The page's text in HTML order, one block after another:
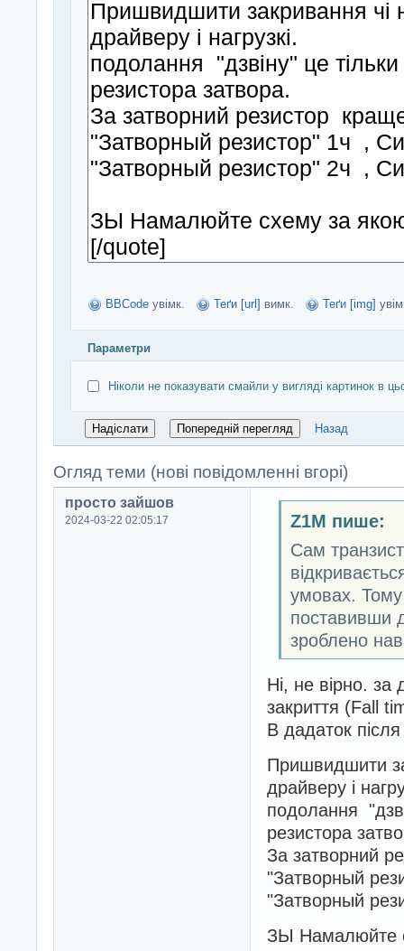
BBCode увімк. Теґи [url] вимк. Теґи [img]
Параметри
Ніколи не показувати смайли у вигляді картинок в
Назад
Огляд теми (нові повідомленні вгорі)
просто зайшов
2024-03-22 02:05:17
Z1M пише:
Сам
умовах.
поставивши
зроблено
Ні, не вірно. за
закриття (Fall
В дадаток
Пришвидшити
драйверу і
подолання
резистора
За затворний
"Затворный
"Затворный
ЗЫ Намалюйте